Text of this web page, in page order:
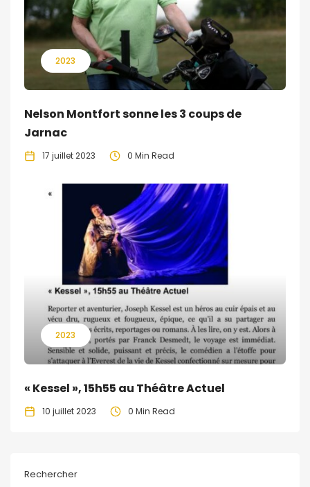
2023
Nelson Montfort sonne les 3 coups de
Jarnac
17 juillet 2023 0 Min Read
2023
« Kessel », 15h55 au Théâtre Actuel
10 juillet 2023 0 Min Read
Rechercher